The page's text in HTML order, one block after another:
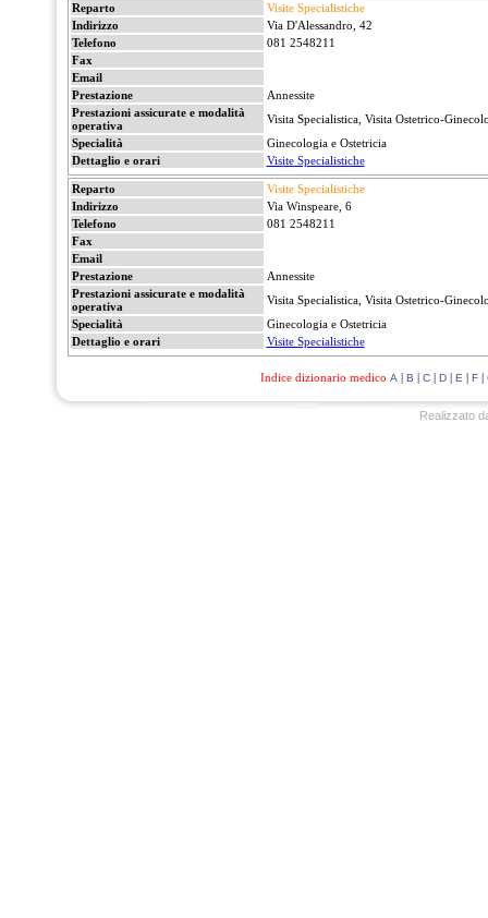
Reparto
Visite Specialistiche
Indirizzo
Via D'Alessandro, 42
Telefono
081 2548211
Fax
Email
Prestazione
Annessite
Prestazioni assicurate e modalità
operativa
Visita Specialistica, Visita Ostetrico-
Specialità
Ginecologia e Ostetricia
Dettaglio e orari
Visite Specialistiche
Reparto
Visite Specialistiche
Indirizzo
Via Winspeare, 6
Telefono
081 2548211
Fax
Email
Prestazione
Annessite
Prestazioni assicurate e modalità
operativa
Visita Specialistica, Visita Ostetrico-
Specialità
Ginecologia e Ostetricia
Dettaglio e orari
Visite Specialistiche
Indice dizionario medico A | B | C| D| E | F|
Realizzato